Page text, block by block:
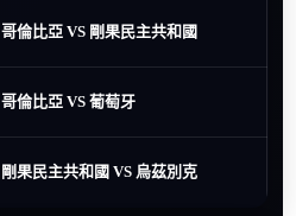
哥倫比亞 VS 剛果民主共和國
哥倫比亞 VS 葡萄牙
剛果民主共和國 VS 烏茲別克